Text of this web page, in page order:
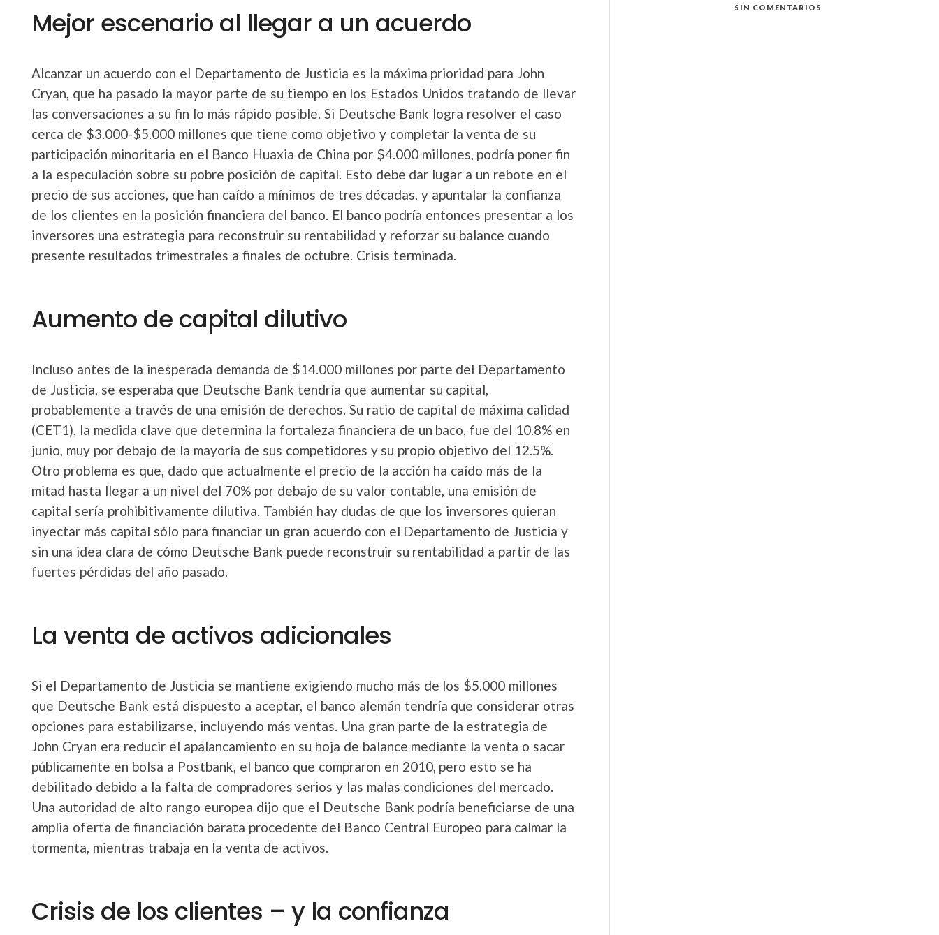
Mejor escenario al llegar a un acuerdo
Alcanzar un acuerdo con el Departamento de Justicia es la máxima prioridad para John
Cryan, que ha pasado la mayor parte de su tiempo en los Estados Unidos tratando de llevar
las conversaciones a su fin lo más rápido posible. Si Deutsche Bank logra resolver el caso
cerca de $3.000-$5.000 millones que tiene como objetivo y completar la venta de su
participación minoritaria en el Banco Huaxia de China por $4.000 millones, podría poner fin
a la especulación sobre su pobre posición de capital. Esto debe dar lugar a un rebote en el
precio de sus acciones, que han caído a mínimos de tres décadas, y apuntalar la confianza
de los clientes en la posición financiera del banco. El banco podría entonces presentar a los
inversores una estrategia para reconstruir su rentabilidad y reforzar su balance cuando
presente resultados trimestrales a finales de octubre. Crisis terminada.
Aumento de capital dilutivo
Incluso antes de la inesperada demanda de $14.000 millones por parte del Departamento
de Justicia, se esperaba que Deutsche Bank tendría que aumentar su capital,
probablemente a través de una emisión de derechos. Su ratio de capital de máxima calidad
(CET1), la medida clave que determina la fortaleza financiera de un baco, fue del 10.8% en
junio, muy por debajo de la mayoría de sus competidores y su propio objetivo del 12.5%.
Otro problema es que, dado que actualmente el precio de la acción ha caído más de la
mitad hasta llegar a un nivel del 70% por debajo de su valor contable, una emisión de
capital sería prohibitivamente dilutiva. También hay dudas de que los inversores quieran
inyectar más capital sólo para financiar un gran acuerdo con el Departamento de Justicia y
sin una idea clara de cómo Deutsche Bank puede reconstruir su rentabilidad a partir de las
fuertes pérdidas del año pasado.
La venta de activos adicionales
Si el Departamento de Justicia se mantiene exigiendo mucho más de los $5.000 millones
que Deutsche Bank está dispuesto a aceptar, el banco alemán tendría que considerar otras
opciones para estabilizarse, incluyendo más ventas. Una gran parte de la estrategia de
John Cryan era reducir el apalancamiento en su hoja de balance mediante la venta o sacar
públicamente en bolsa a Postbank, el banco que compraron en 2010, pero esto se ha
debilitado debido a la falta de compradores serios y las malas condiciones del mercado.
Una autoridad de alto rango europea dijo que el Deutsche Bank podría beneficiarse de una
amplia oferta de financiación barata procedente del Banco Central Europeo para calmar la
tormenta, mientras trabaja en la venta de activos.
Crisis de los clientes – y la confianza
SIN COMENTARIOS